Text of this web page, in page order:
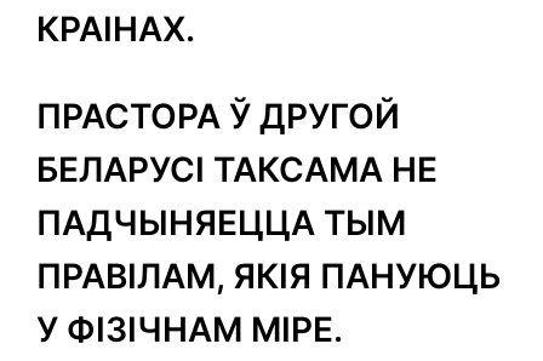
КРАІНАХ.
ПРАСТОРА Ў ДРУГОЙ
БЕЛАРУСІ ТАКСАМА НЕ
ПАДЧЫНЯЕЦЦА ТЫМ
ПРАВІЛАМ, ЯКІЯ ПАНУЮЦЬ
У ФІЗІЧНАМ МІРЕ.